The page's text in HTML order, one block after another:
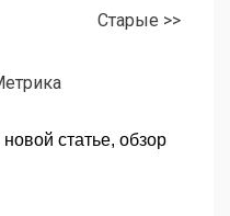
Старые >>
статье, обзор